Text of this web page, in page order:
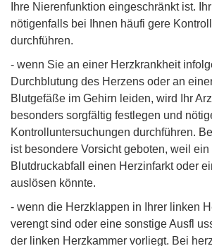
Ihre Nierenfunktion eingeschränkt ist.
nötigenfalls bei Ihnen häufi gere
durchführen.
- wenn Sie an einer Herzkrankheit
Durchblutung des Herzens oder an
Blutgefäße im Gehirn leiden, wird Ihr
besonders sorgfältig festlegen und
Kontrolluntersuchungen durchführen.
ist besondere Vorsicht geboten, weil ein
Blutdruckabfall einen Herzinfarkt oder
auslösen könnte.
- wenn die Herzklappen in Ihrer linken
verengt sind oder eine sonstige Ausfl
der linken Herzkammer vorliegt. Bei